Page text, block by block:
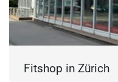
Fitshop in Zürich